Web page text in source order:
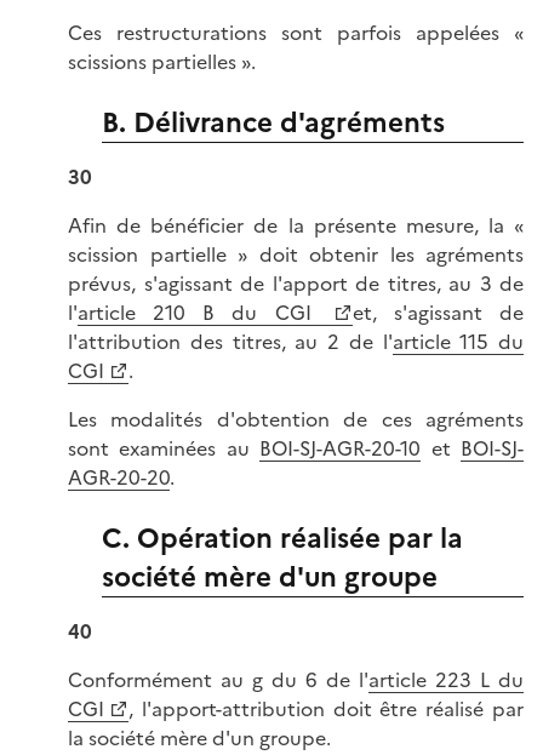
Ces restructurations sont parfois appelées «
scissions partielles ».
B. Délivrance d'agréments
30
Afin de bénéficier de la présente mesure, la «
scission partielle » doit obtenir les agréments
prévus, s'agissant de l'apport de titres, au 3 de
l'article 210 B du CGI
et, s'agissant de
l'attribution des titres, au 2 de l'article 115 du
CGI
.
Les modalités d'obtention de ces agréments
sont examinées au BOI-SJ-AGR-20-10 et BOI-SJ-
AGR-20-20.
C. Opération réalisée par la
société mère d'un groupe
40
Conformément au g du 6 de l'article 223 L du
CGI
, l'apport-attribution doit être réalisé par
la société mère d'un groupe.